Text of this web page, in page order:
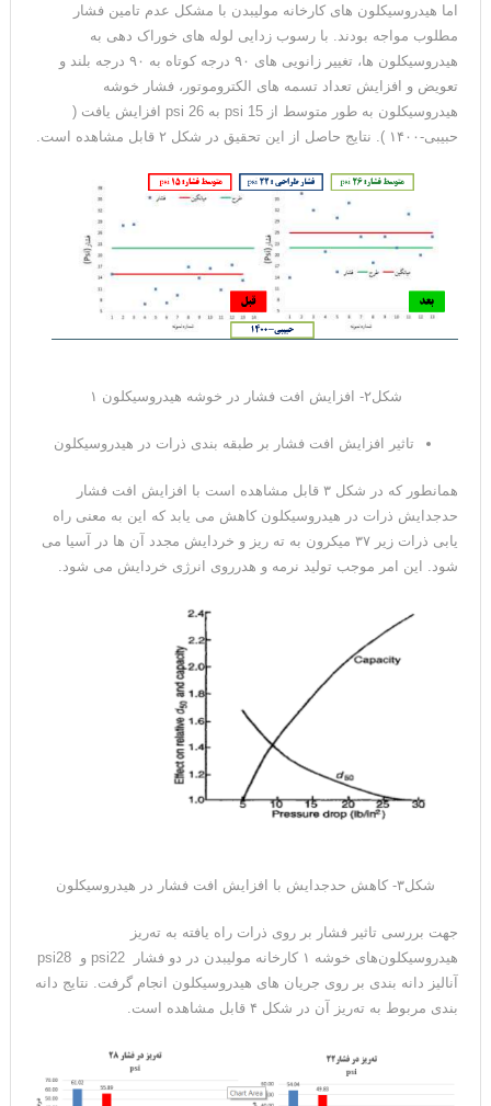
اما هیدروسیکلون­ های کارخانه مولیبدن با مشکل عدم تامین فشار
مطلوب مواجه بودند. با رسوب زدایی لوله های خوراک دهی به
هیدروسیکلون ها، تغییر زانویی های ۹۰ درجه کوتاه به ۹۰ درجه بلند و
تعویض و افزایش تعداد تسمه های الکتروموتور، فشار خوشه
هیدروسیکلون به طور متوسط از psi 15 به psi 26 افزایش یافت (
حبیبی-۱۴۰۰ ). نتایج حاصل از این تحقیق در شکل ۲ قابل مشاهده است.
شکل۲- افزایش افت فشار در خوشه هیدروسیکلون ۱
تاثیر افزایش افت فشار بر طبقه بندی ذرات در هیدروسیکلون
همانطور که در شکل ۳ قابل مشاهده است با افزایش افت فشار
حدجدایش ذرات در هیدروسیکلون کاهش می یابد که این به معنی راه
یابی ذرات زیر ۳۷ میکرون به ته ریز و خردایش مجدد آن ها در آسیا می
شود. این امر موجب تولید نرمه و هدرروی انرژی خردایش می شود.
شکل۳- کاهش حدجدایش با افزایش افت فشار در هیدروسیکلون
جهت بررسی تاثیر فشار بر روی ذرات راه یافته به ته‌ریز
هیدروسیکلون‌های خوشه ۱ کارخانه مولیبدن در دو فشار psi22 و psi28
آنالیز دانه بندی بر روی جریان های هیدروسیکلون انجام گرفت. نتایج دانه
بندی مربوط به ته‌ریز آن در شکل ۴ قابل مشاهده است.